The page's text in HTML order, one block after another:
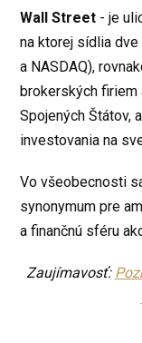
Wall Street - je
na ktorej sídlia
a NASDAQ),
brokerských firiem
Spojených Štátov,
investovania na
Vo všeobecnosti
synonymum pre
a finančnú sféru
Zaujímavosť: